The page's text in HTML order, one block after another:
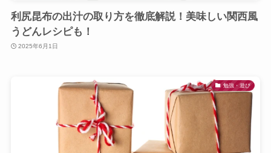
利尻昆布の出汁の取り方を徹底解説！美味しい関西風
うどんレシピも！
2025年6月1日
勉強・遊び